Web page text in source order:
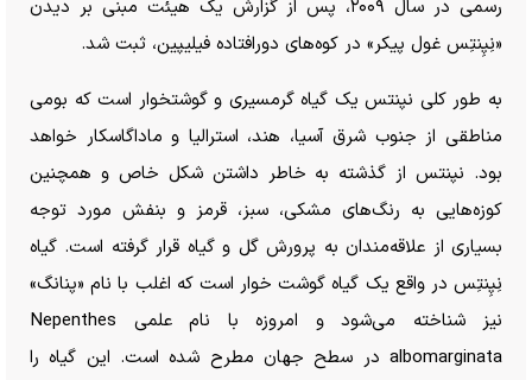
رسمی در سال ۲۰۰۹، پس از گزارش یک هیئت مبنی بر دیدن
«نِپِنتِس غول پیکر» در کوه‌های دورافتاده فیلیپین، ثبت شد.
به طور کلی نپنتس یک گیاه گرمسیری و گوشتخوار است که بومی
مناطقی از جنوب شرق آسیا، هند، استرالیا و ماداگاسکار خواهد
بود. نپنتس از گذشته به خاطر داشتن شکل خاص و همچنین
کوزه‌هایی به رنگ‌های مشکی، سبز، قرمز و بنفش مورد توجه
بسیاری از علاقه‌مندان به پرورش گل و گیاه قرار گرفته است. گیاه
نِپِنتِس در واقع یک گیاه گوشت خوار است که اغلب با نام «پنانگ»
نیز شناخته می‌شود و امروزه با نام علمی Nepenthes
albomarginata در سطح جهان مطرح شده است. این گیاه را